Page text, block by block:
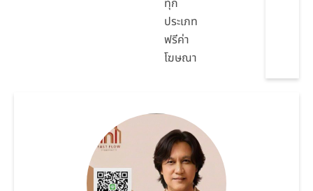
ประเภท
ฟรีค่า
โฆษณา